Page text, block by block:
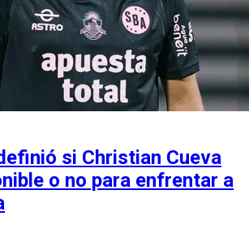
si Christian Cueva
o no para enfrentar a